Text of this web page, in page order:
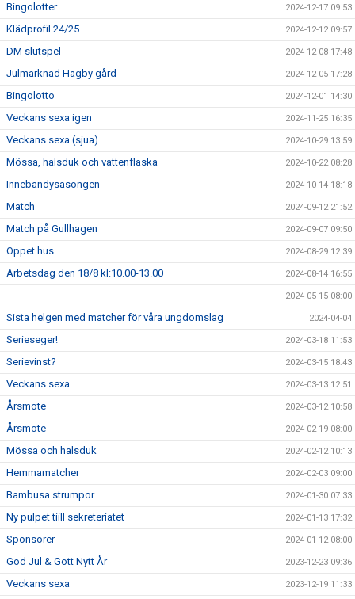
Bingolotter 2024-12-17 09:53
Klädprofil 24/25 2024-12-12 09:57
DM slutspel 2024-12-08 17:48
Julmarknad Hagby gård 2024-12-05 17:28
Bingolotto 2024-12-01 14:30
Veckans sexa igen 2024-11-25 16:35
Veckans sexa (sjua) 2024-10-29 13:59
Mössa, halsduk och vattenflaska 2024-10-22 08:28
Innebandysäsongen 2024-10-14 18:18
Match 2024-09-12 21:52
Match på Gullhagen 2024-09-07 09:50
Öppet hus 2024-08-29 12:39
Arbetsdag den 18/8 kl:10.00-13.00 2024-08-14 16:55
2024-05-15 08:00
Sista helgen med matcher för våra ungdomslag 2024-04-04
Serieseger! 2024-03-18 11:53
Serievinst? 2024-03-15 18:43
Veckans sexa 2024-03-13 12:51
Årsmöte 2024-03-12 10:58
Årsmöte 2024-02-19 08:00
Mössa och halsduk 2024-02-12 10:13
Hemmamatcher 2024-02-03 09:00
Bambusa strumpor 2024-01-30 07:33
Ny pulpet tiill sekreteriatet 2024-01-13 17:32
Sponsorer 2024-01-12 08:00
God Jul & Gott Nytt År 2023-12-23 09:36
Veckans sexa 2023-12-19 11:33